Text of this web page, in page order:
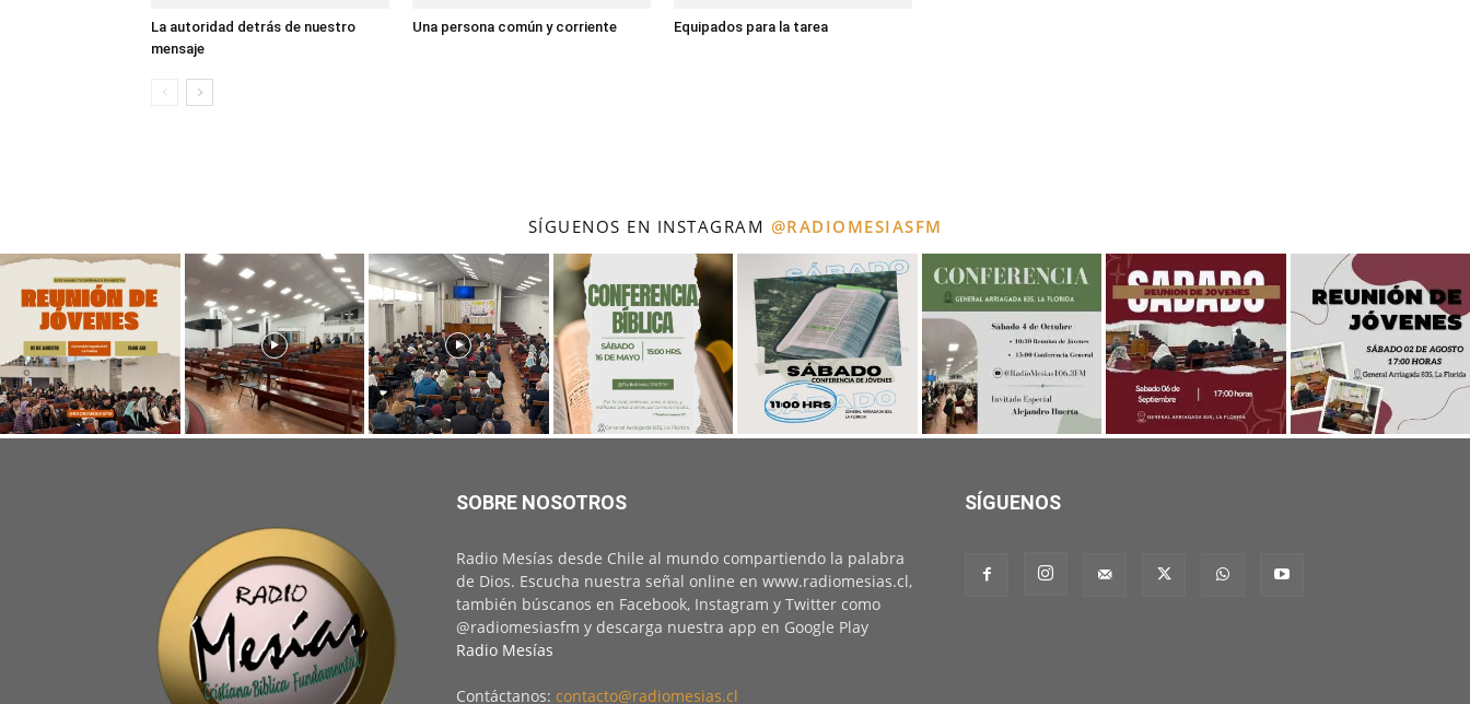
La autoridad detrás de nuestro
mensaje
Una persona común y corriente Equipados para la tarea
SÍGUENOS EN INSTAGRAM @RADIOMESIASFM
SOBRE NOSOTROS
Radio Mesías desde Chile al mundo compartiendo la palabra
de Dios. Escucha nuestra señal online en www.radiomesias.cl,
también búscanos en Facebook, Instagram y Twitter como
@radiomesiasfm y descarga nuestra app en Google Play
Radio Mesías
Contáctanos: contacto@radiomesias.cl
SÍGUENOS